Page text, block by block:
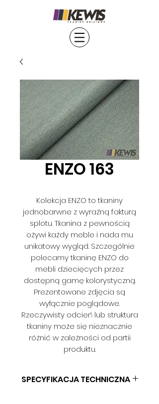
ENZO 163
Kolekcja ENZO to tkaniny
jednobarwne z wyraźną fakturą
splotu. Tkanina z pewnością
ożywi każdy meble i nada mu
unikatowy wygląd. Szczególnie
polecamy tkaninę ENZO do
mebli dziecięcych przez
dostępną gamę kolorystyczną.
Prezentowane zdjęcia są
wyłącznie poglądowe.
Rzeczywisty odcień lub struktura
tkaniny może się nieznacznie
różnić w zależności od partii
produktu.
SPECYFIKACJA TECHNICZNA